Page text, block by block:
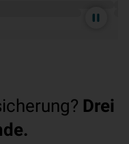
Animation
pausieren
Drei